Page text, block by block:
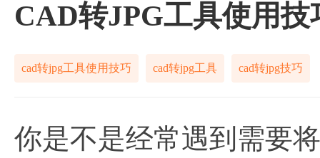
CAD转JPG工具使用
cad转jpg工具使用技巧 cad转jpg工具 cad转jpg技巧
你是不是经常遇到需要